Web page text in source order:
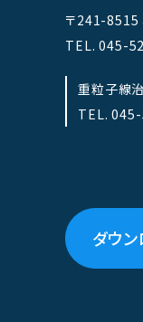
〒241-8515
TEL.045-
重粒子線
TEL.
ダウ